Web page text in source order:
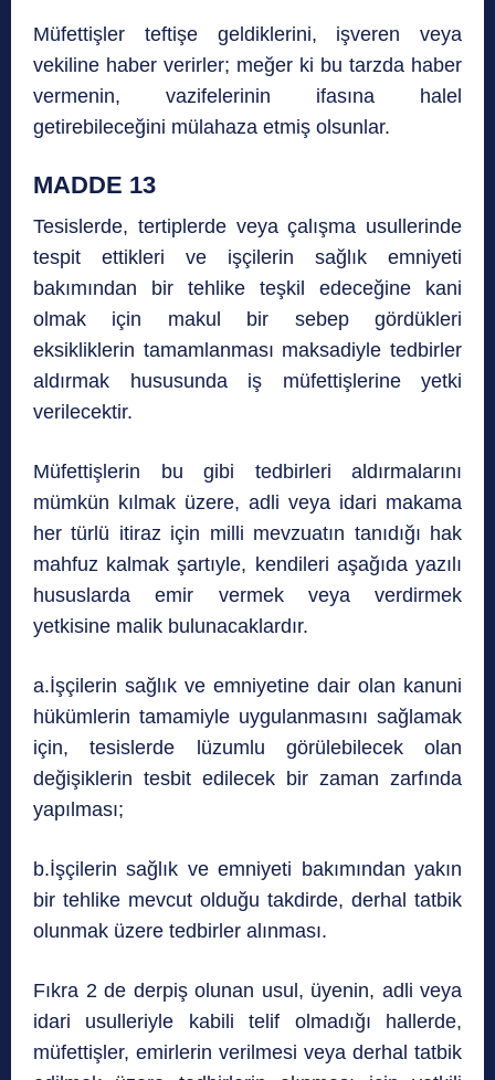
Müfettişler teftişe geldiklerini, işveren veya
vekiline haber verirler; meğer ki bu tarzda haber
vermenin, vazifelerinin ifasına halel
getirebileceğini mülahaza etmiş olsunlar.
MADDE 13
Tesislerde, tertiplerde veya çalışma usullerinde
tespit ettikleri ve işçilerin sağlık emniyeti
bakımından bir tehlike teşkil edeceğine kani
olmak için makul bir sebep gördükleri
eksikliklerin tamamlanması maksadiyle tedbirler
aldırmak hususunda iş müfettişlerine yetki
verilecektir.
Müfettişlerin bu gibi tedbirleri aldırmalarını
mümkün kılmak üzere, adli veya idari makama
her türlü itiraz için milli mevzuatın tanıdığı hak
mahfuz kalmak şartıyle, kendileri aşağıda yazılı
hususlarda emir vermek veya verdirmek
yetkisine malik bulunacaklardır.
a.İşçilerin sağlık ve emniyetine dair olan kanuni
hükümlerin tamamiyle uygulanmasını sağlamak
için, tesislerde lüzumlu görülebilecek olan
değişiklerin tesbit edilecek bir zaman zarfında
yapılması;
b.İşçilerin sağlık ve emniyeti bakımından yakın
bir tehlike mevcut olduğu takdirde, derhal tatbik
olunmak üzere tedbirler alınması.
Fıkra 2 de derpiş olunan usul, üyenin, adli veya
idari usulleriyle kabili telif olmadığı hallerde,
müfettişler, emirlerin verilmesi veya derhal tatbik